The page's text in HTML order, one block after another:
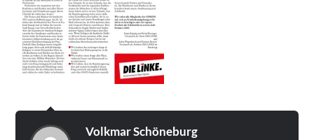
Volkmar Schöneburg